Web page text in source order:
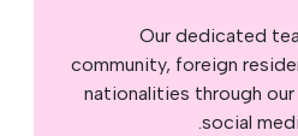
Our dedicated
community, foreign
nationalities through
social